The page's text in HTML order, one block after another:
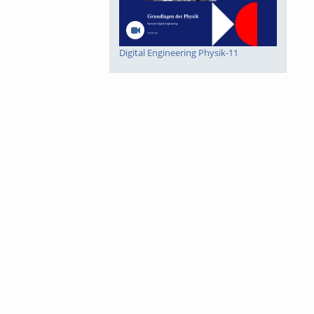
Digital Engineering Physik-11